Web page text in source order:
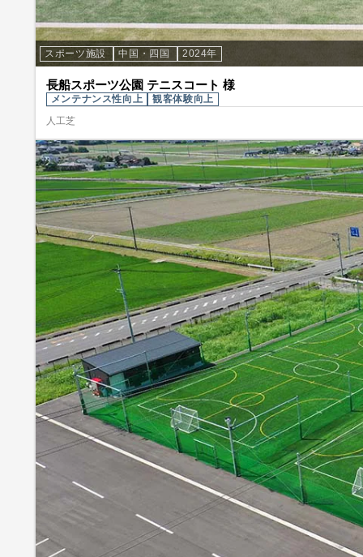
スポーツ施設 中国・四国 2024年
長船スポーツ公園 テニスコート 様
メンテナンス性向上
観客体験向上
人工芝